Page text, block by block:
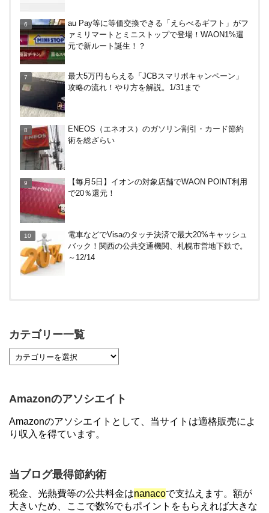
クレジットカードチャージすると5%還元に！
ッシュバック！中小企業店舗の対象店舗で。～8/31
au Pay等に等価交換できる「えらべるギフト」がフ
ァミリマートとミニストップで登場！WAON1%還
元で新ルート誕生！？
最大5万円もらえる「JCBスマリボキャンペーン」
攻略の流れ！やり方を解説。1/31まで
ENEOS（エネオス）のガソリン割引・カード節約
術を総ざらい
【毎月5日】イオンの対象店舗でWAON POINT利用
で20％還元！
電車などでVisaのタッチ決済で最大20%キャッシュ
バック！関西の公共交通機関、札幌市営地下鉄で。
～12/14
【7/21まで】エアウォレット(COIN+)で最大98,300
【2倍増量】PayPayカード、まるごとフラットリボ
登録と3回利用で10000ptがもらえるキャンペーン！
3/31まで
ソニーフィナンシャルグループの株主限定！2万円
もらえる口座開設キャンペーン。7/31まで
カテゴリー一覧
Amazonのアソシエイト
Amazonのアソシエイトとして、当サイトは適格販売によ
り収入を得ています。
当ブログ最得節約術
税金、光熱費等の公共料金はnanacoで支払えます。額が
大きいため、ここで数%でもポイントをもらえれば大きな